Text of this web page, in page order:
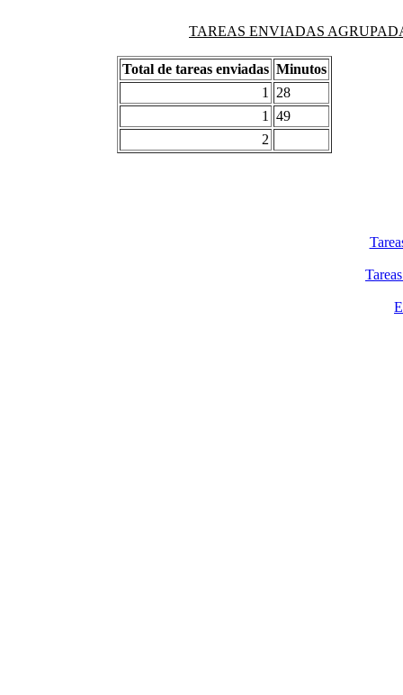
TAREAS ENVIADAS
Total de tareas enviadas Minutos
1
28
1
49
2